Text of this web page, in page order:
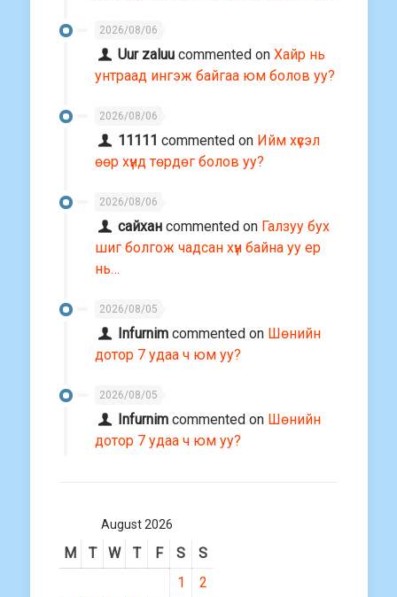
2026/08/06
Uur zaluu commented onХайр нь
унтраад ингэж байгаа юм болов уу?
2026/08/06
11111 commented on Ийм хүсэл
өөр хүнд төрдөг болов уу?
2026/08/06
сайхан commented on Галзуу бух
шиг болгож чадсан хүн байна уу ер
нь…
2026/08/05
Infurnim commented on Шөнийн
дотор 7 удаа ч юм уу?
2026/08/05
Infurnim commented on Шөнийн
дотор 7 удаа ч юм уу?
August 2026
M T W T F S
S
1
2